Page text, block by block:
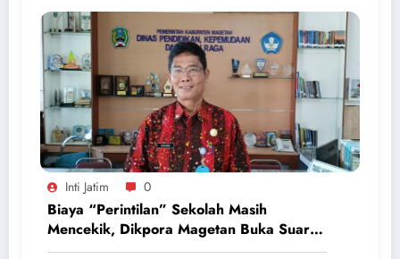
Inti Jatim 0
Biaya “Perintilan” Sekolah Masih
Mencekik, Dikpora Magetan Buka Suara
Soal Polemik Seragam dan Modul